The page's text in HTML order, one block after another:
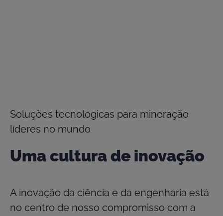
Soluções tecnológicas para mineração
líderes no mundo
Uma cultura de inovação
A inovação da ciência e da engenharia está
no centro de nosso compromisso com a